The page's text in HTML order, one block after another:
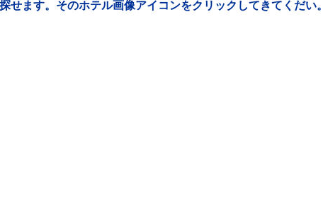
せます。そのホテル画像アイコンをクリックしてきてくだい。